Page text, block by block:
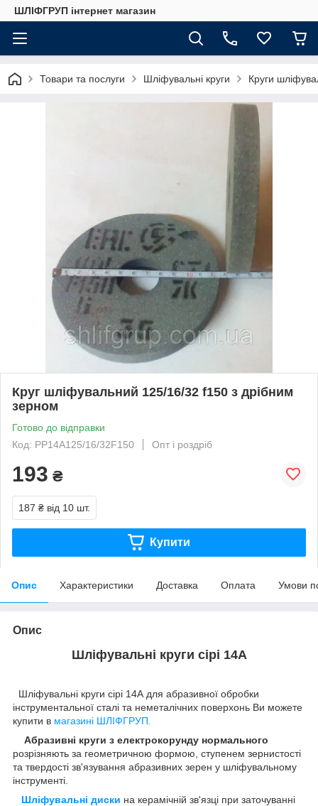
ШЛІФГРУП інтернет магазин
Товари та послуги Шліфувальні круги Круги
Круг шліфувальний 125/16/32 f150 з дрібним
зерном
Готово до відправки
Код: PP14A125/16/32F150
Опт і роздріб
193 ₴
187 ₴ від 10 шт.
Купити
Опис Характеристики Доставка Оплата Умови
Опис
Шліфувальні круги сірі 14А
Шліфувальні круги сірі 14А для абразивної обробки
інструментальної сталі та неметалічних поверхонь Ви можете
купити в магазині ШЛІФГРУП.
Абразивні круги з електрокорунду нормального
розрізняють за геометричною формою, ступенем зернистості
та твердості зв'язування абразивних зерен у шліфувальному
інструменті.
Шліфувальні диски на керамічній зв'язці при заточуванні